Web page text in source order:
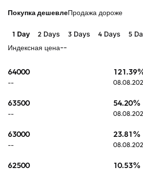
Покупка дешевлеПродажа дороже
1 Day 2 Days 3 Days 4 Days 5
Индексная цена--
64000
--
121.39
63500
--
54.20%
63000
--
23.81%
62500 10.53%